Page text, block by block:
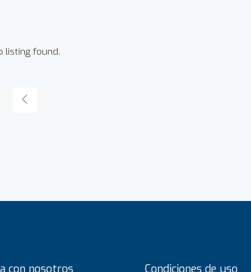
listing found.
con nosotros Condiciones de uso